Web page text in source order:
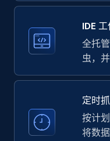
LinkedIn
ID, Name, Country
Employees in
33.5K+
IDE
全托
虫，
定时
按计
将数